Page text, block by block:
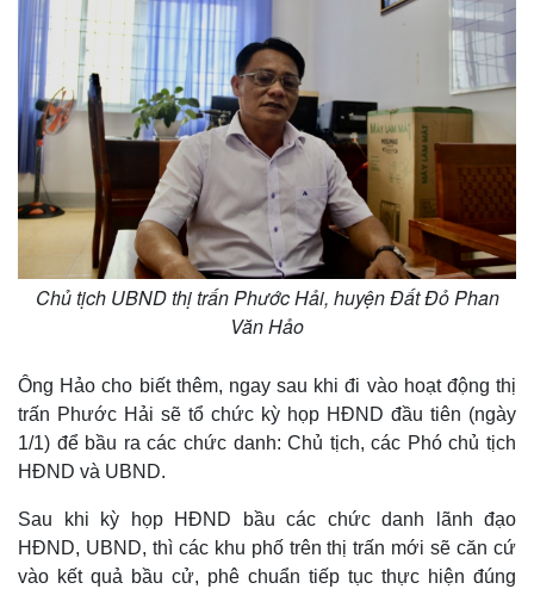
Chứng khoán
Giá cà phê
Chủ tịch UBND thị trấn Phước Hải, huyện Đất Đỏ Phan
Văn Hảo
Ông Hảo cho biết thêm, ngay sau khi đi vào hoạt động thị
trấn Phước Hải sẽ tổ chức kỳ họp HĐND đầu tiên (ngày
1/1) để bầu ra các chức danh: Chủ tịch, các Phó chủ tịch
HĐND và UBND.
Sau khi kỳ họp HĐND bầu các chức danh lãnh đạo
HĐND, UBND, thì các khu phố trên thị trấn mới sẽ căn cứ
vào kết quả bầu cử, phê chuẩn tiếp tục thực hiện đúng